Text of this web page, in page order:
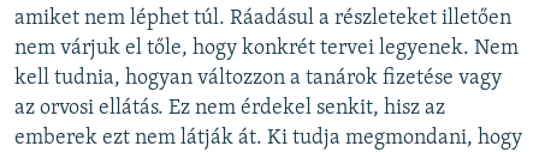
amiket nem léphet túl. Ráadásul a részleteket illetően
nem várjuk el tőle, hogy konkrét tervei legyenek. Nem
kell tudnia, hogyan változzon a tanárok fizetése vagy
az orvosi ellátás. Ez nem érdekel senkit, hisz az
emberek ezt nem látják át. Ki tudja megmondani, hogy